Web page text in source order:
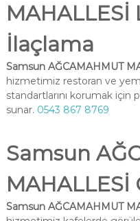
MAHALLESİ
İlaçlama
Samsun AĞCAMAHMUT
hizmetimiz restoran ve
standartlarını korumak için
sunar. 0543 867 8769
Samsun
Samsun AĞCAMAHMUT